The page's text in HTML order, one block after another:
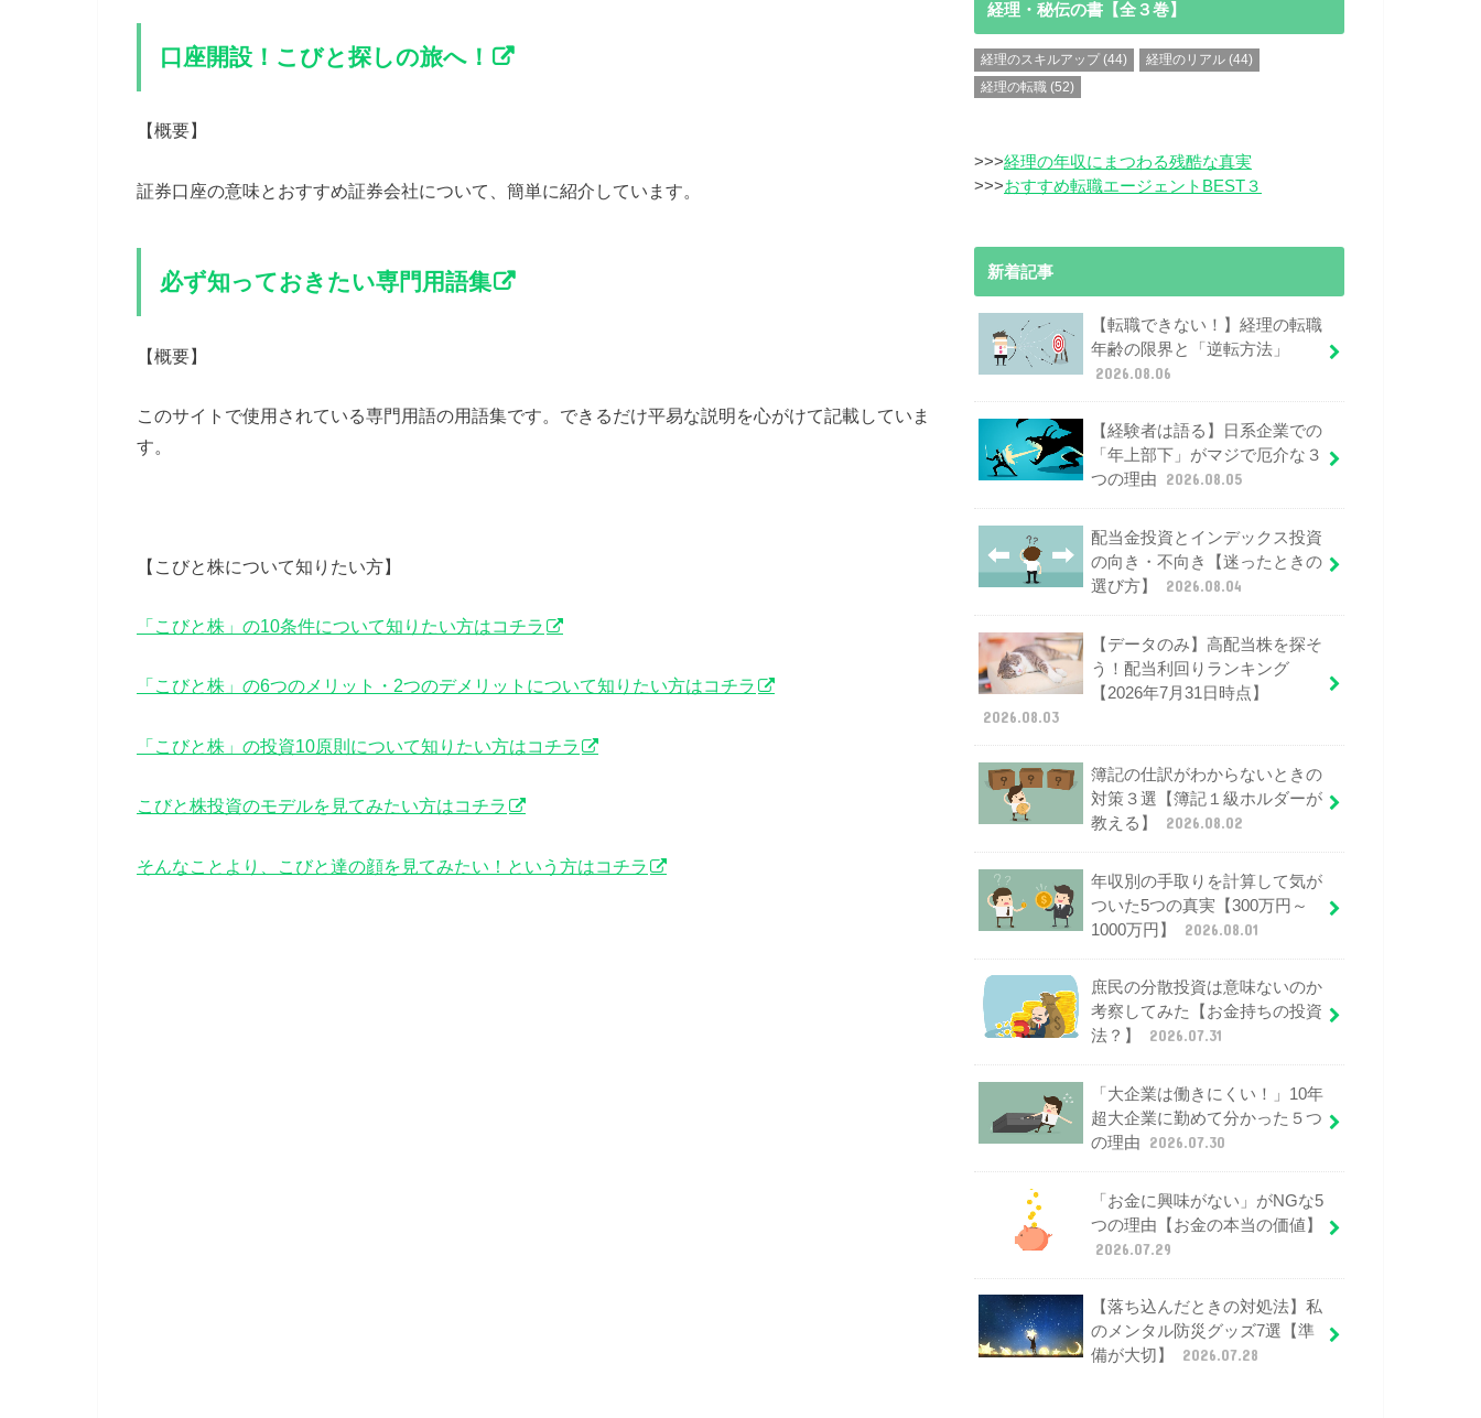
口座開設！こびと探しの旅へ！
【概要】
証券口座の意味とおすすめ証券会社について、簡単に紹介しています。
必ず知っておきたい専門用語集
【概要】
このサイトで使用されている専門用語の用語集です。できるだけ平易な説明を心がけて記載していま
す。
【こびと株について知りたい方】
「こびと株」の10条件について知りたい方はコチラ
「こびと株」の6つのメリット・2つのデメリットについて知りたい方はコチラ
「こびと株」の投資10原則について知りたい方はコチラ
こびと株投資のモデルを見てみたい方はコチラ
そんなことより、こびと達の顔を見てみたい！という方はコチラ
経理・秘伝の書【全３巻】
経理のスキルアップ (44) 経理のリアル (44)
経理の転職 (52)
>>>経理の年収にまつわる残酷な真実
>>>おすすめ転職エージェントBEST３
新着記事
【転職できない！】経理の転職
年齢の限界と「逆転方法」
2026.08.06
【経験者は語る】日系企業での
「年上部下」がマジで厄介な３
つの理由
2026.08.05
配当金投資とインデックス投資
の向き・不向き【迷ったときの
選び方】
2026.08.04
【データのみ】高配当株を探そ
う！配当利回りランキング
【2026年7月31日時点】
2026.08.03
簿記の仕訳がわからないときの
対策３選【簿記１級ホルダーが
教える】
2026.08.02
年収別の手取りを計算して気が
ついた5つの真実【300万円～
1000万円】
2026.08.01
庶民の分散投資は意味ないのか
考察してみた【お金持ちの投資
法？】
2026.07.31
「大企業は働きにくい！」10年
超大企業に勤めて分かった５つ
の理由
2026.07.30
「お金に興味がない」がNGな5
つの理由【お金の本当の価値】
2026.07.29
【落ち込んだときの対処法】私
のメンタル防災グッズ7選【準
備が大切】
2026.07.28